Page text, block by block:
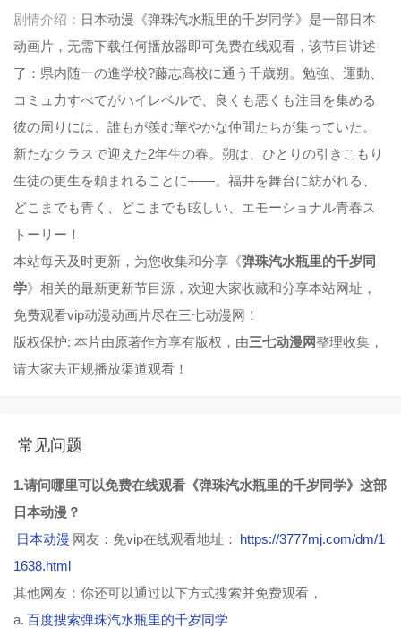
剧情介绍： 日本动漫《弹珠汽水瓶里的千岁同学》是一部日本
动画片，无需下载任何播放器即可免费在线观看，该节目讲述
了：県内随一の進学校?藤志高校に通う千歳朔。勉強、運動、
コミュ力すべてがハイレベルで、良くも悪くも注目を集める
彼の周りには、誰もが羨む華やかな仲間たちが集っていた。
新たなクラスで迎えた2年生の春。朔は、ひとりの引きこもり
生徒の更生を頼まれることに——。福井を舞台に紡がれる、
どこまでも青く、どこまでも眩しい、エモーショナル青春ス
トーリー！
本站每天及时更新，为您收集和分享《弹珠汽水瓶里的千岁同
学》相关的最新更新节目源，欢迎大家收藏和分享本站网址，
免费观看vip动漫动画片尽在三七动漫网！
版权保护: 本片由原著作方享有版权，由三七动漫网整理收集，
请大家去正规播放渠道观看！
常见问题
1.请问哪里可以免费在线观看《弹珠汽水瓶里的千岁同学》这部
日本动漫？
日本动漫 网友：免vip在线观看地址： https://3777mj.com/dm/1
1638.html
其他网友：你还可以通过以下方式搜索并免费观看，
a. 百度搜索弹珠汽水瓶里的千岁同学